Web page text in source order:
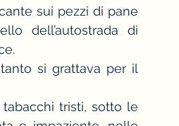
sui pezzi di pane
dell’autostrada di
si grattava per il
tristi, sotto le